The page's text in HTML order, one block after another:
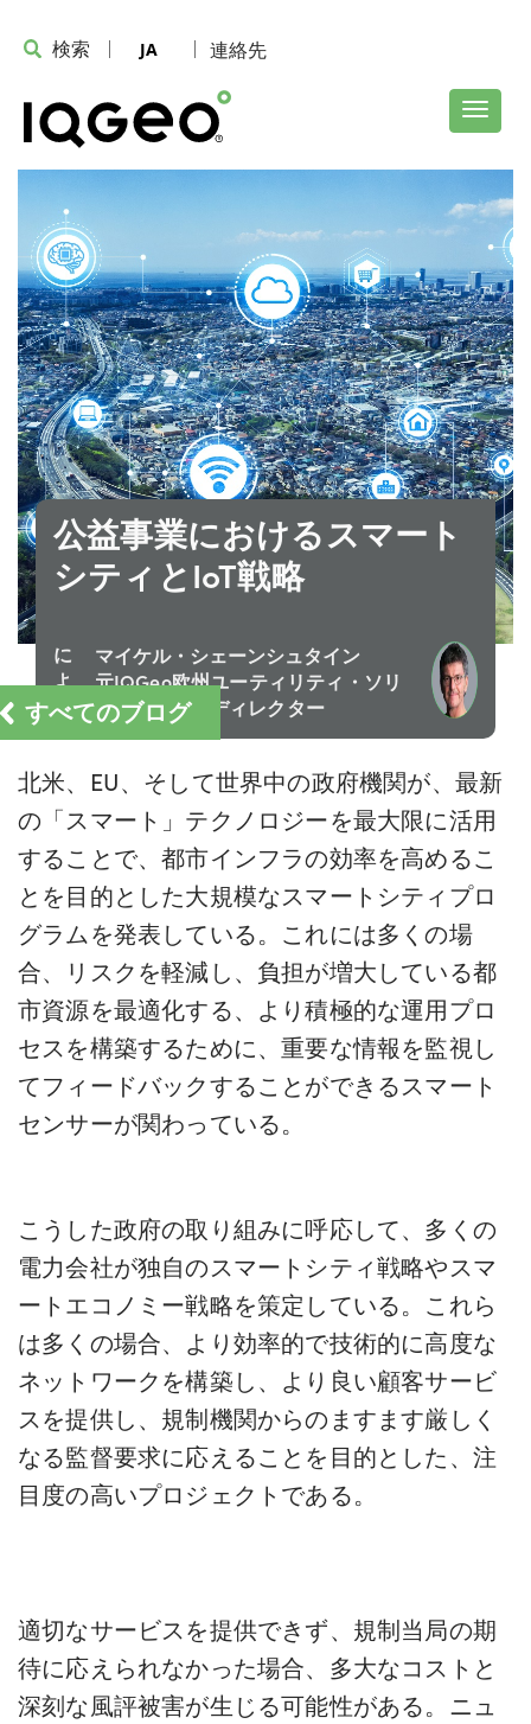
検索 JA 連絡先
すべてのブログ
公益事業におけるスマート
シティとIoT戦略
に
よ
る
マイケル・シェーンシュタイン
元IQGeo欧州ユーティリティ・ソリ
ューション・ディレクター
北米、EU、そして世界中の政府機関が、最新
の「スマート」テクノロジーを最大限に活用
することで、都市インフラの効率を高めるこ
とを目的とした大規模なスマートシティプロ
グラムを発表している。これには多くの場
合、リスクを軽減し、負担が増大している都
市資源を最適化する、より積極的な運用プロ
セスを構築するために、重要な情報を監視し
てフィードバックすることができるスマート
センサーが関わっている。
こうした政府の取り組みに呼応して、多くの
電力会社が独自のスマートシティ戦略やスマ
ートエコノミー戦略を策定している。これら
は多くの場合、より効率的で技術的に高度な
ネットワークを構築し、より良い顧客サービ
スを提供し、規制機関からのますます厳しく
なる監督要求に応えることを目的とした、注
目度の高いプロジェクトである。
適切なサービスを提供できず、規制当局の期
待に応えられなかった場合、多大なコストと
深刻な風評被害が生じる可能性がある。ニュ